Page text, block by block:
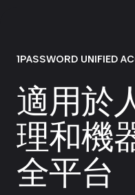
1PASSWORD UNIFIED
適用於
理和機
全平台